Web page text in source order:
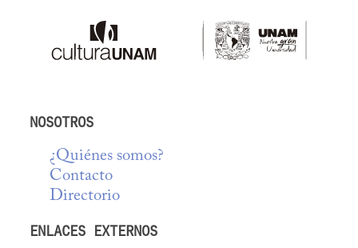
NOSOTROS
¿Quiénes somos?
Contacto
Directorio
ENLACES EXTERNOS